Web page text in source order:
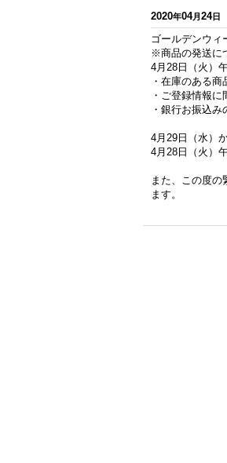
2020年04月24日
ゴールデンウィ
※商品の発送に
4月28日（火）
・在庫のある商
・ご登録情報
・銀行お振込
4月29日（水）
4月28日（火）
また、この度
ます。